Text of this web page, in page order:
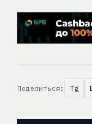
Поделиться: Tg